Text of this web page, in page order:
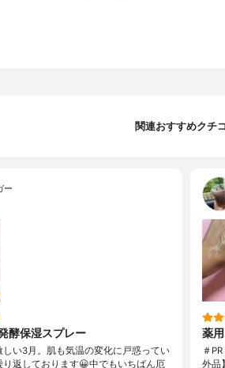
関連おすすめクチ
ー
酵保湿スプレー
しい3月。肌も気温の変化に戸惑ってい
り返しております😀中でもいちばん厄
薬
＃
外品